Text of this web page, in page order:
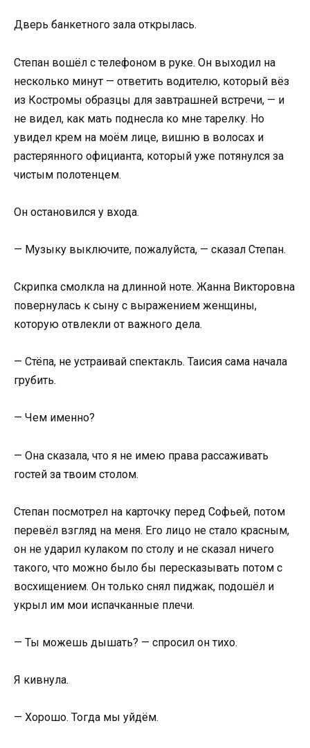
Дверь банкетного зала открылась.
Степан вошёл с телефоном в руке. Он выходил на
несколько минут — ответить водителю, который вёз
из Костромы образцы для завтрашней встречи, — и
не видел, как мать поднесла ко мне тарелку. Но
увидел крем на моём лице, вишню в волосах и
растерянного официанта, который уже потянулся за
чистым полотенцем.
Он остановился у входа.
— Музыку выключите, пожалуйста, — сказал Степан.
Скрипка смолкла на длинной ноте. Жанна Викторовна
повернулась к сыну с выражением женщины,
которую отвлекли от важного дела.
— Стёпа, не устраивай спектакль. Таисия сама начала
грубить.
— Чем именно?
— Она сказала, что я не имею права рассаживать
гостей за твоим столом.
Степан посмотрел на карточку перед Софьей, потом
перевёл взгляд на меня. Его лицо не стало красным,
он не ударил кулаком по столу и не сказал ничего
такого, что можно было бы пересказывать потом с
восхищением. Он только снял пиджак, подошёл и
укрыл им мои испачканные плечи.
— Ты можешь дышать? — спросил он тихо.
Я кивнула.
— Хорошо. Тогда мы уйдём.